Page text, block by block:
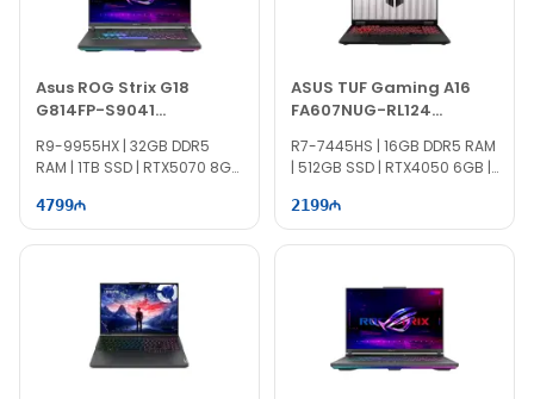
современногоGaming
, так и для профессиональной работы.
MSI Cyborg 15 B2RWFKG-408XAZ 9S7-15Q342-408
гарантия, а также с оплатой наличными,банковским
Asus ROG Strix G18
G814FP-S9041
90NR0L58-M00240
R9-9955HX | 32GB DDR5
RAM | 1TB SSD | RTX5070 8GB
4799
ASUS TUF Gaming A16
FA607NUG-RL124
90NR0MU3-M00C80
R7-7445HS | 16GB DDR5 RAM
| 512GB SSD | RTX4050 6GB |
2199